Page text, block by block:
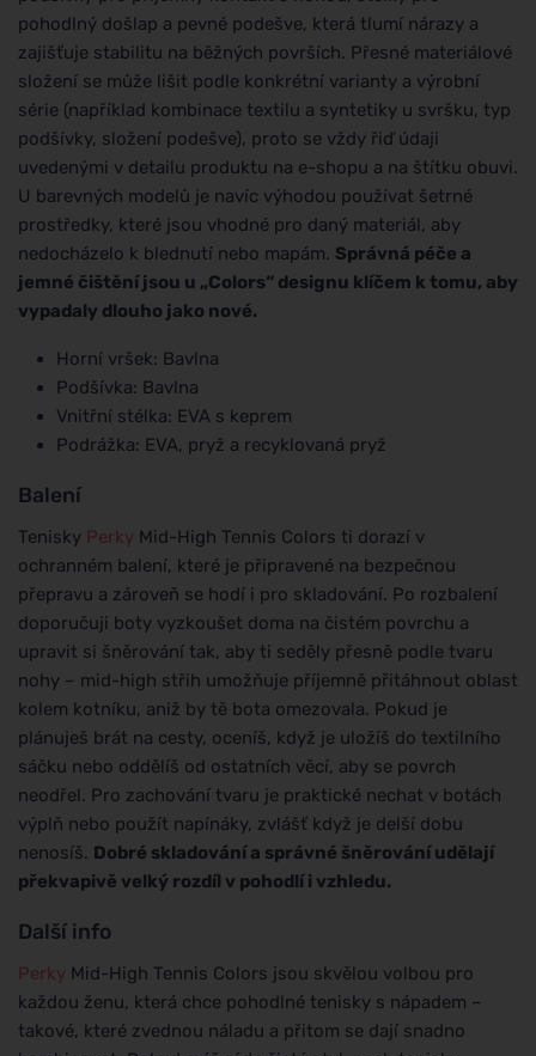
pohodlný došlap a pevné podešve, která tlumí nárazy a
zajišťuje stabilitu na běžných površích. Přesné materiálové
složení se může lišit podle konkrétní varianty a výrobní
série (například kombinace textilu a syntetiky u svršku, typ
podšívky, složení podešve), proto se vždy řiď údaji
uvedenými v detailu produktu na e-shopu a na štítku obuvi.
U barevných modelů je navíc výhodou používat šetrné
prostředky, které jsou vhodné pro daný materiál, aby
nedocházelo k blednutí nebo mapám. Správná péče a
jemné čištění jsou u „Colors“ designu klíčem k tomu, aby
vypadaly dlouho jako nové.
Horní vršek: Bavlna
Podšívka: Bavlna
Vnitřní stélka: EVA s keprem
Podrážka: EVA, pryž a recyklovaná pryž
Balení
Tenisky Perky Mid-High Tennis Colors ti dorazí v
ochranném balení, které je připravené na bezpečnou
přepravu a zároveň se hodí i pro skladování. Po rozbalení
doporučuji boty vyzkoušet doma na čistém povrchu a
upravit si šněrování tak, aby ti seděly přesně podle tvaru
nohy – mid-high střih umožňuje příjemně přitáhnout oblast
kolem kotníku, aniž by tě bota omezovala. Pokud je
plánuješ brát na cesty, oceníš, když je uložíš do textilního
sáčku nebo oddělíš od ostatních věcí, aby se povrch
neodřel. Pro zachování tvaru je praktické nechat v botách
výplň nebo použít napínáky, zvlášť když je delší dobu
nenosíš. Dobré skladování a správné šněrování udělají
překvapivě velký rozdíl v pohodlí i vzhledu.
Další info
Perky Mid-High Tennis Colors jsou skvělou volbou pro
každou ženu, která chce pohodlné tenisky s nápadem –
takové, které zvednou náladu a přitom se dají snadno